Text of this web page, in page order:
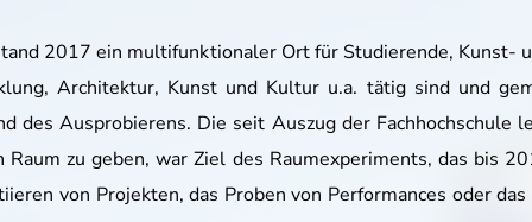
2017 ein multifunktionaler Ort für Studierende, Kunst-
Architektur, Kunst und Kultur u.a. tätig sind und
des Ausprobierens. Die seit Auszug der
zu geben, war Ziel des Raumexperiments, das bis
von Projekten, das Proben von Performances oder